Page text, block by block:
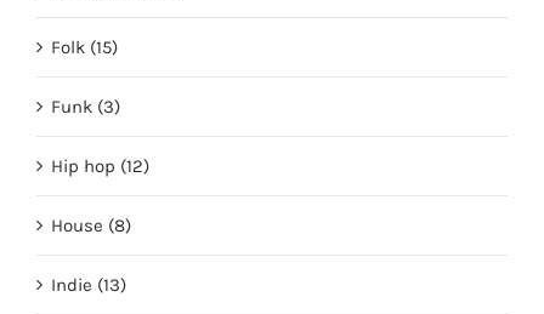
Folk (15)
Funk (3)
Hip hop (12)
House (8)
Indie (13)